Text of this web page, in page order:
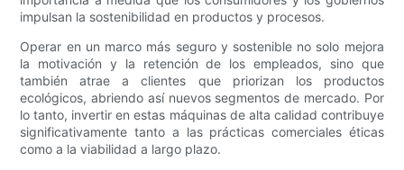
impulsan la sostenibilidad en productos y procesos.
Operar en un marco más seguro y sostenible no solo mejora
la motivación y la retención de los empleados, sino que
también atrae a clientes que priorizan los productos
ecológicos, abriendo así nuevos segmentos de mercado. Por
lo tanto, invertir en estas máquinas de alta calidad contribuye
significativamente tanto a las prácticas comerciales éticas
como a la viabilidad a largo plazo.